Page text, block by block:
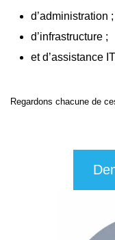
d’administration ;
d’infrastructure ;
et d’assistance
Regardons chacune de